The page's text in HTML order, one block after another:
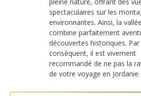
spectaculaires sur les
environnantes. Ainsi, la
combine parfaitement
découvertes historiques. Par
conséquent, il est vivement
recommandé de ne pas la
de votre voyage en Jordanie.